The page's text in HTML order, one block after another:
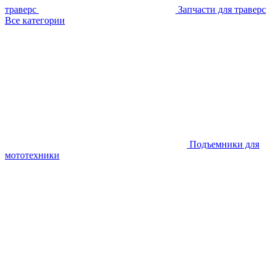
траверс
Запчасти для траверс
Все категории
Подъемники для
мототехники